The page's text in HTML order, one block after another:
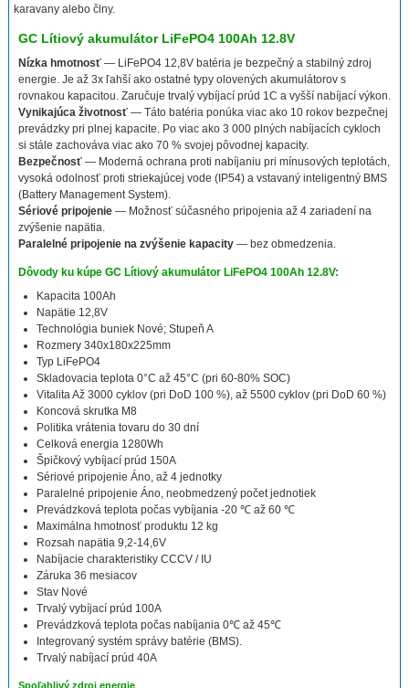
karavany alebo člny.
GC Lítiový akumulátor LiFePO4 100Ah 12.8V
Nízka hmotnosť— LiFePO4 12,8V batéria je bezpečný a stabilný zdroj
energie. Je až 3x ľahší ako ostatné typy olovených akumulátorov s
rovnakou kapacitou. Zaručuje trvalý vybíjací prúd 1C a vyšší nabíjací výkon.
Vynikajúca životnosť— Táto batéria ponúka viac ako 10 rokov bezpečnej
prevádzky pri plnej kapacite. Po viac ako 3 000 plných nabíjacích cykloch
si stále zachováva viac ako 70 % svojej pôvodnej kapacity.
Bezpečnosť— Moderná ochrana proti nabíjaniu pri mínusových teplotách,
vysoká odolnosť proti striekajúcej vode (IP54) a vstavaný inteligentný BMS
(Battery Management System).
Sériové pripojenie— Možnosť súčasného pripojenia až 4 zariadení na
zvýšenie napätia.
Paralelné pripojenie na zvýšenie kapacity— bez obmedzenia.
Dôvody ku kúpe GC Lítiový akumulátor LiFePO4 100Ah 12.8V:
Kapacita 100Ah
Napätie 12,8V
Technológia buniek Nové; Stupeň A
Rozmery 340x180x225mm
Typ LiFePO4
Skladovacia teplota 0°C až 45°C (pri 60-80% SOC)
Vitalita Až 3000 cyklov (pri DoD 100 %), až 5500 cyklov (pri DoD 60 %)
Koncová skrutka M8
Politika vrátenia tovaru do 30 dní
Celková energia 1280Wh
Špičkový vybíjací prúd 150A
Sériové pripojenie Áno, až 4 jednotky
Paralelné pripojenie Áno, neobmedzený počet jednotiek
Prevádzková teplota počas vybíjania -20 ℃ až 60 ℃
Maximálna hmotnosť produktu 12 kg
Rozsah napätia 9,2-14,6V
Nabíjacie charakteristiky CCCV / IU
Záruka 36 mesiacov
Stav Nové
Trvalý vybíjací prúd 100A
Prevádzková teplota počas nabíjania 0℃ až 45℃
Integrovaný systém správy batérie (BMS).
Trvalý nabíjací prúd 40A
Spoľahlivý zdroj energie